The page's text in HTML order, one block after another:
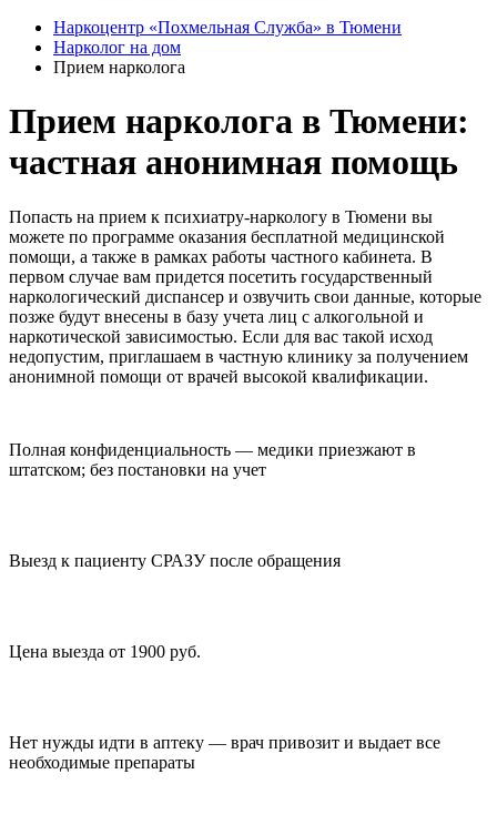
Наркоцентр «Похмельная Служба» в Тюмени
Нарколог на дом
Прием нарколога
Прием нарколога в Тюмени:
частная анонимная помощь
Попасть на прием к психиатру-наркологу в Тюмени вы
можете по программе оказания бесплатной медицинской
помощи, а также в рамках работы частного кабинета. В
первом случае вам придется посетить государственный
наркологический диспансер и озвучить свои данные, которые
позже будут внесены в базу учета лиц с алкогольной и
наркотической зависимостью. Если для вас такой исход
недопустим, приглашаем в частную клинику за получением
анонимной помощи от врачей высокой квалификации.
Полная конфиденциальность — медики приезжают в
штатском; без постановки на учет
Выезд к пациенту СРАЗУ после обращения
Цена выезда от 1900 руб.
Нет нужды идти в аптеку — врач привозит и выдает все
необходимые препараты